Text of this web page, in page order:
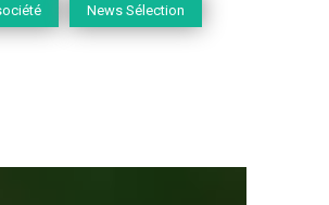
News Sélection